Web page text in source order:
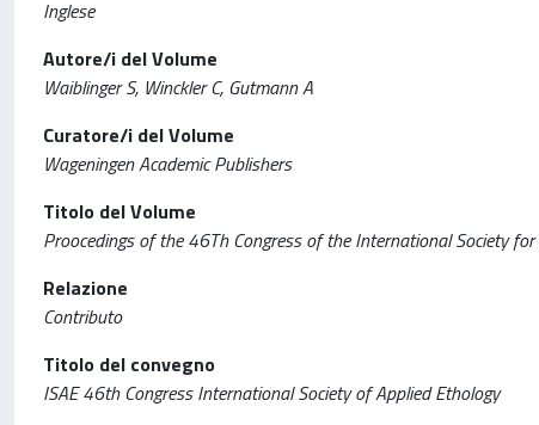
Inglese
Autore/i del Volume
Waiblinger S, Winckler C, Gutmann A
Curatore/i del Volume
Wageningen Academic Publishers
Titolo del Volume
Proocedings of the 46Th Congress of the International Society
Relazione
Contributo
Titolo del convegno
ISAE 46th Congress International Society of Applied Ethology